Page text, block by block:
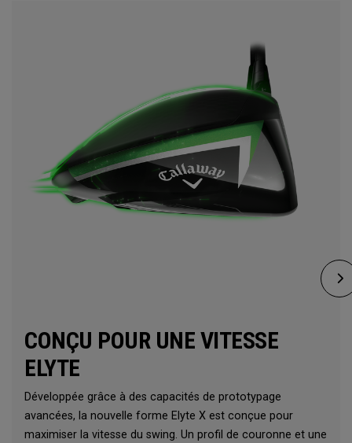
CONÇU POUR UNE VITESSE
ELYTE
Développée grâce à des capacités de prototypage
avancées, la nouvelle forme Elyte X est conçue pour
maximiser la vitesse du swing. Un profil de couronne et une